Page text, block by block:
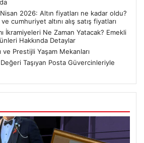
2026: Altın fiyatları ne kadar oldu?
cumhuriyet altını alış satış fiyatları
İkramiyeleri Ne Zaman Yatacak? Emekli
Hakkında Detaylar
ve Prestijli Yaşam Mekanları
Taşıyan Posta Güvercinleriyle